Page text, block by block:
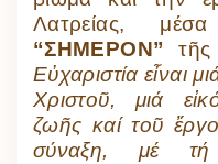
Λατρείας,
“ΣΗΜΕΡΟΝ”
τῆς
Εὐχαριστία εἶναι
Χριστοῦ, μιά
ζωῆς καί τοῦ
σύναξη, μέ τή